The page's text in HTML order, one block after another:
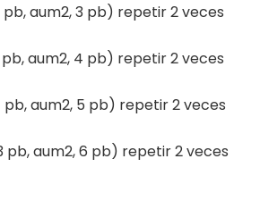
pb, aum2, 3 pb) repetir 2 veces
pb, aum2, 4 pb) repetir 2 veces
pb, aum2, 5 pb) repetir 2 veces
pb, aum2, 6 pb) repetir 2 veces